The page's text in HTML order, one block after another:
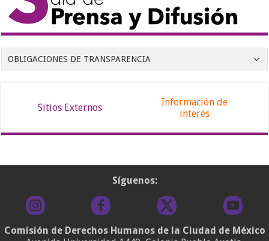
OBLIGACIONES DE TRANSPARENCIA
Sitios Externos
Información de
interés
Síguenos:
Comisión de Derechos Humanos de la Ciudad de México